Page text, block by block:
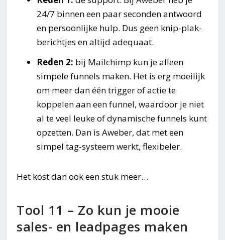
24/7 binnen een paar seconden antwoord
en persoonlijke hulp. Dus geen knip-plak-
berichtjes en altijd adequaat.
Reden 2: bij Mailchimp kun je alleen
simpele funnels maken. Het is erg moeilijk
om meer dan één trigger of actie te
koppelen aan een funnel, waardoor je niet
al te veel leuke of dynamische funnels kunt
opzetten. Dan is Aweber, dat met een
simpel tag-systeem werkt, flexibeler.
Het kost dan ook een stuk meer…
Tool 11 – Zo kun je mooie
sales- en leadpages maken